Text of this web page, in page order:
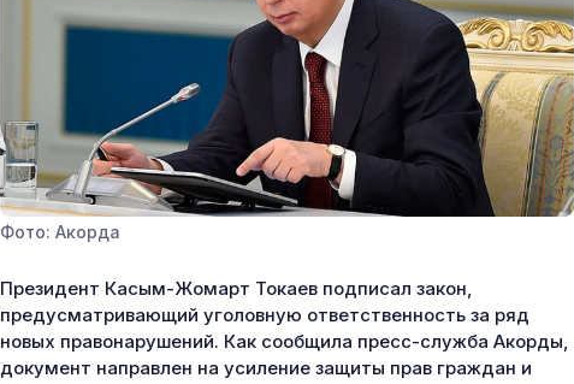
Фото: Акорда
Президент Касым-Жомарт Токаев подписал закон,
предусматривающий уголовную ответственность за ряд
новых правонарушений. Как сообщила пресс-служба Акорды,
документ направлен на усиление защиты прав граждан и